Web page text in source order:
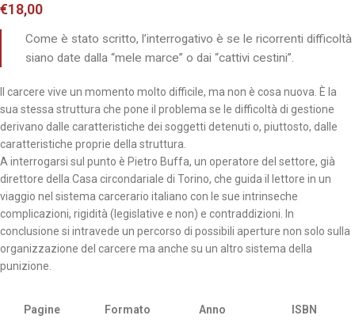
€18,00
Come è stato scritto, l’interrogativo è se le ricorrenti difficoltà
siano date dalla “mele marce” o dai “cattivi cestini”.
Il carcere vive un momento molto difficile, ma non è cosa nuova. È la
sua stessa struttura che pone il problema se le difficoltà di gestione
derivano dalle caratteristiche dei soggetti detenuti o, piuttosto, dalle
caratteristiche proprie della struttura.
A interrogarsi sul punto è Pietro Buffa, un operatore del settore, già
direttore della Casa circondariale di Torino, che guida il lettore in un
viaggio nel sistema carcerario italiano con le sue intrinseche
complicazioni, rigidità (legislative e non) e contraddizioni. In
conclusione si intravede un percorso di possibili aperture non solo sulla
organizzazione del carcere ma anche su un altro sistema della
punizione.
Pagine Formato Anno ISBN